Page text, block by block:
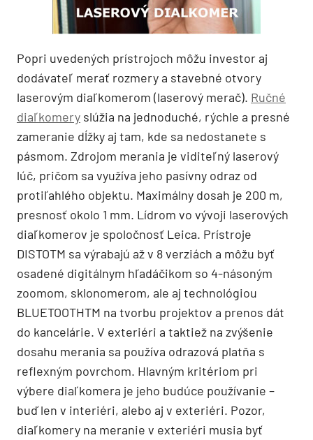
Popri uvedených prístrojoch môžu investor aj
dodávateľ merať rozmery a stavebné otvory
laserovým diaľkomerom (laserový merač). Ručné
diaľkomery slúžia na jednoduché, rýchle a presné
zameranie dĺžky aj tam, kde sa nedostanete s
pásmom. Zdrojom merania je viditeľný laserový
lúč, pričom sa využíva jeho pasívny odraz od
protiľahlého objektu. Maximálny dosah je 200 m,
presnosť okolo 1 mm. Lídrom vo vývoji laserových
diaľkomerov je spoločnosť Leica. Prístroje
DISTOTM sa výrabajú až v 8 verziách a môžu byť
osadené digitálnym hľadáčikom so 4-násoným
zoomom, sklonomerom, ale aj technológiou
BLUETOOTHTM na tvorbu projektov a prenos dát
do kancelárie. V exteriéri a taktiež na zvýšenie
dosahu merania sa používa odrazová platňa s
reflexným povrchom. Hlavným kritériom pri
výbere diaľkomera je jeho budúce používanie –
buď len v interiéri, alebo aj v exteriéri. Pozor,
diaľkomery na meranie v exteriéri musia byť